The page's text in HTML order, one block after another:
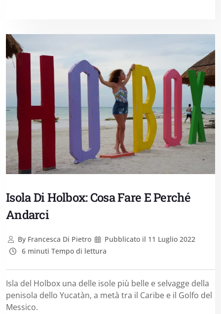
Isola Di Holbox: Cosa Fare E Perché
Andarci
ByFrancesca Di Pietro Pubblicato il 11 Luglio 2022
6 minuti Tempo di lettura
Isla del Holbox una delle isole più belle e selvagge della
penisola dello Yucatàn, a metà tra il Caribe e il Golfo del
Messico.